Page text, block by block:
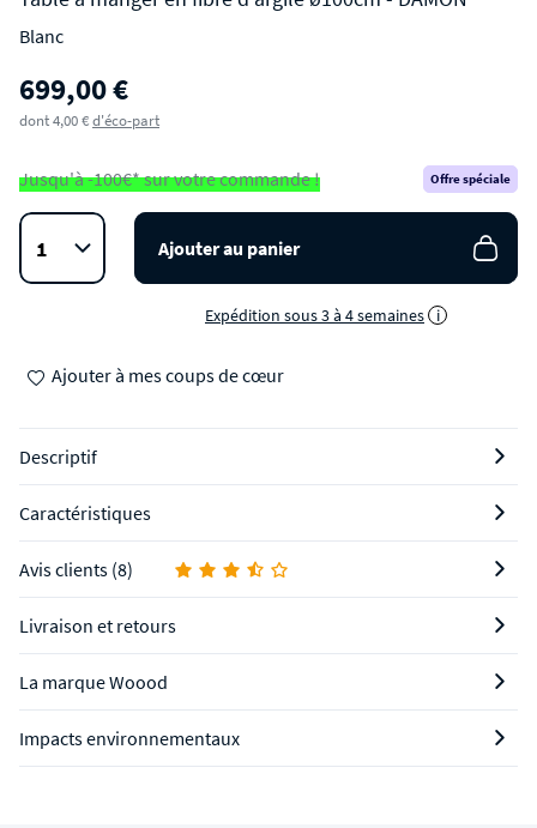
DAMON
Table à manger en fibre d'argile ø100cm
Blanc
699,00 €
dont 4,00 €d'éco-part
Jusqu'à -100€* sur votre commande ! Offre spéciale
Ajouter au panier
Expédition sous 3 à 4 semaines i
Ajouter à mes coups de cœur
Descriptif
Caractéristiques
Avis clients (8)
Livraison et retours
La marque Woood
Impacts environnementaux